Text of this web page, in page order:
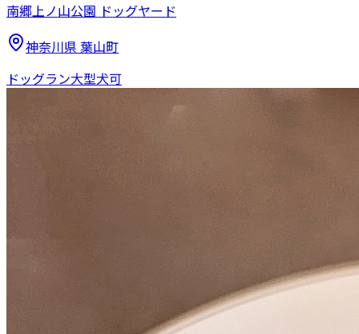
南郷上ノ山公園 ドッグヤード
神奈川県 葉山町
ドッグラン大型犬可